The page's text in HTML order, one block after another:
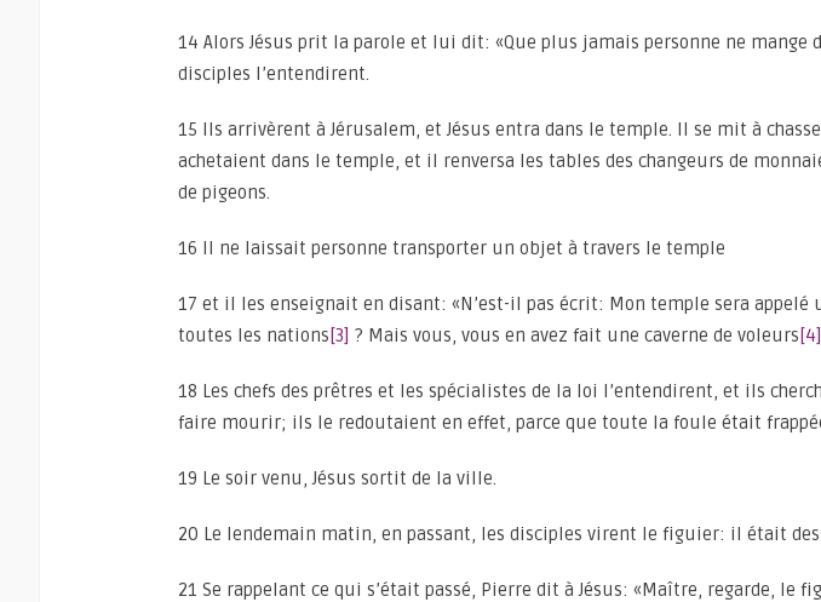
14 Alors Jésus prit la parole et lui dit: «Que plus jamais personne ne mange
disciples l’entendirent.
15 Ils arrivèrent à Jérusalem, et Jésus entra dans le temple. Il se mit à
achetaient dans le temple, et il renversa les tables des changeurs de
de pigeons.
16 Il ne laissait personne transporter un objet à travers le temple
17 et il les enseignait en disant: «N’est-il pas écrit: Mon temple sera appelé
toutes les nations [3] ? Mais vous, vous en avez fait une caverne de voleurs [4]
18 Les chefs des prêtres et les spécialistes de la loi l’entendirent, et ils
faire mourir; ils le redoutaient en effet, parce que toute la foule était
19 Le soir venu, Jésus sortit de la ville.
20 Le lendemain matin, en passant, les disciples virent le figuier: il était
21 Se rappelant ce qui s’était passé, Pierre dit à Jésus: «Maître, regarde, le